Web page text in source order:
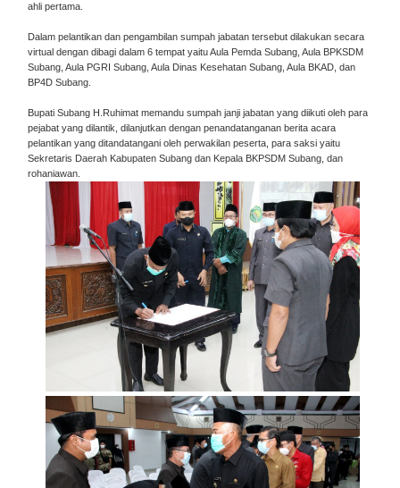
ahli pertama.
Dalam pelantikan dan pengambilan sumpah jabatan tersebut dilakukan secara
virtual dengan dibagi dalam 6 tempat yaitu Aula Pemda Subang, Aula BPKSDM
Subang, Aula PGRI Subang, Aula Dinas Kesehatan Subang, Aula BKAD, dan
BP4D Subang.
Bupati Subang H.Ruhimat memandu sumpah janji jabatan yang diikuti oleh para
pejabat yang dilantik, dilanjutkan dengan penandatanganan berita acara
pelantikan yang ditandatangani oleh perwakilan peserta, para saksi yaitu
Sekretaris Daerah Kabupaten Subang dan Kepala BKPSDM Subang, dan
rohaniawan.